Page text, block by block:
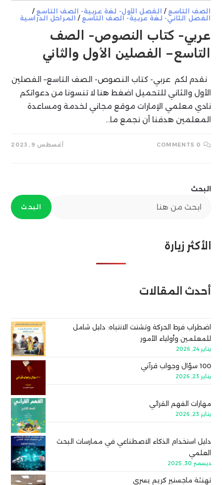
الصف التاسع / الفصل الأول- لغة عربية- الصف التاسع /
الفصل الثاني- لغة عربية- الصف التاسع / المراحل الدراسية
عربي- كتاب النصوص- الصف
التاسع– الفصلين الأول والثاني
نقدم لكم عربي- كتاب النصوص- الصف التاسع– الفصلين
الأول والثاني للتحميل اضغط هنا لا تنسونا من دعواتكم
نادي معلمي الإمارات موقع مجاني لخدمة ومساعدة
المعلمين هدفنا أن نجمع ما…
0 COMMENTS أغسطس 9, 2023
البحث
البحث
الأكثر زيارة
أحدث المقالات
اضطراب فرط الحركة وتشتت الانتباه: دليل شامل
للمعلمين وأولياء الأمور
يناير 24, 2026
100 سؤال وجواب قرآني
يناير 23, 2026
مهارات الفهم القرائي
يناير 23, 2026
دليل استخدام الذكاء الاصطناعي في ممارسات البحث
العلمي
ديسمبر 30, 2025
تهنئة ماجستير كريم يسري